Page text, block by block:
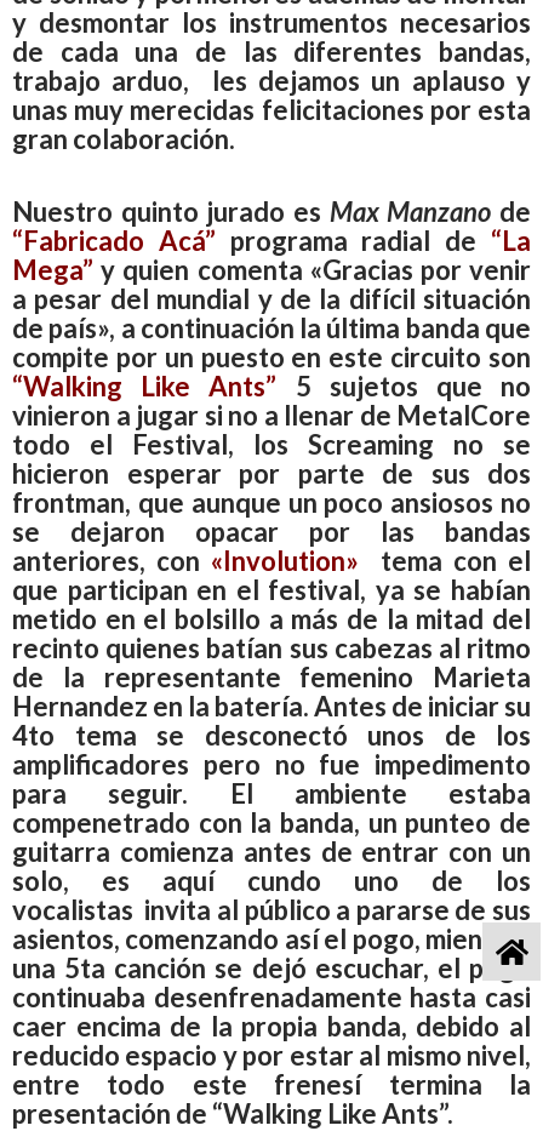
y desmontar los instrumentos necesarios
de cada una de las diferentes bandas,
trabajo arduo, les dejamos un aplauso y
unas muy merecidas felicitaciones por esta
gran colaboración.
Nuestro quinto jurado es Max Manzano de
“Fabricado Acá” programa radial de “La
Mega” y quien comenta «Gracias por venir
a pesar del mundial y de la difícil situación
de país», a continuación la última banda que
compite por un puesto en este circuito son
“Walking Like Ants” 5 sujetos que no
vinieron a jugar si no a llenar de MetalCore
todo el Festival, los Screaming no se
hicieron esperar por parte de sus dos
frontman, que aunque un poco ansiosos no
se dejaron opacar por las bandas
anteriores, con «Involution» tema con el
que participan en el festival, ya se habían
metido en el bolsillo a más de la mitad del
recinto quienes batían sus cabezas al ritmo
de la representante femenino Marieta
Hernandez en la batería. Antes de iniciar su
4to tema se desconectó unos de los
amplificadores pero no fue impedimento
para seguir. El ambiente estaba
compenetrado con la banda, un punteo de
guitarra comienza antes de entrar con un
solo, es aquí cundo uno de los
vocalistas invita al público a pararse de sus
asientos, comenzando así el pogo, mientras
una 5ta canción se dejó escuchar, el pogo
continuaba desenfrenadamente hasta casi
caer encima de la propia banda, debido al
reducido espacio y por estar al mismo nivel,
entre todo este frenesí termina la
presentación de “Walking Like Ants”.